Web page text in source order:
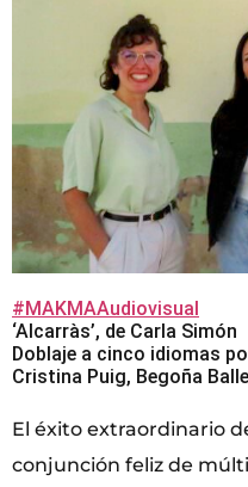
#MAKMAAudiovisual
‘Alcarràs’, de Carla Simón
Doblaje a cinco idiomas
Cristina Puig, Begoña
El éxito extraordinario
conjunción feliz de